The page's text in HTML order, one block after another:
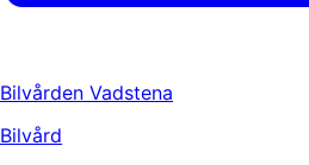
Bilvården Vadstena
Bilvård